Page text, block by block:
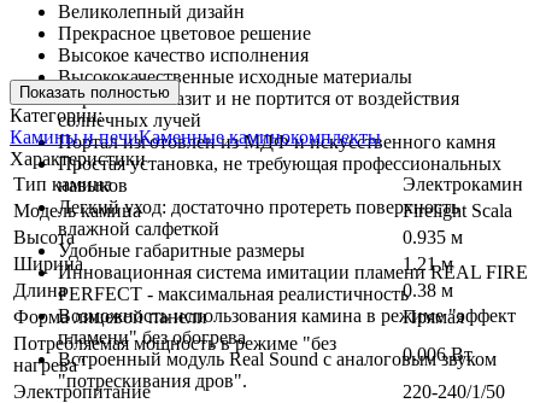
Великолепный дизайн
Прекрасное цветовое решение
Высокое качество исполнения
Высококачественные исходные материалы
Портал не облазит и не портится от воздействия
солнечных лучей
Портал изготовлен из МДФ и искусственного камня
Простая установка, не требующая профессиональных
навыков
Легкий уход: достаточно протереть поверхность
влажной салфеткой
Удобные габаритные размеры
Инновационная система имитации пламени REAL FIRE
PERFECT - максимальная реалистичность
Возможность использования камина в режиме "эффект
пламени" без обогрева
Встроенный модуль Real Sound с аналоговым звуком
"потрескивания дров".
Показать полностью
Категории:
Камины и печиКаменные каминокомплекты
Характеристики
Тип камина
Электрокамин
Модель камина
Firelight Scala
Высота
0.935 м
Ширина
1.21 м
Длина
0.38 м
Форма лицевой панели
Прямая
Потребляемая мощность в режиме "без
нагрева"
0.006 Вт
Электропитание
220-240/1/50